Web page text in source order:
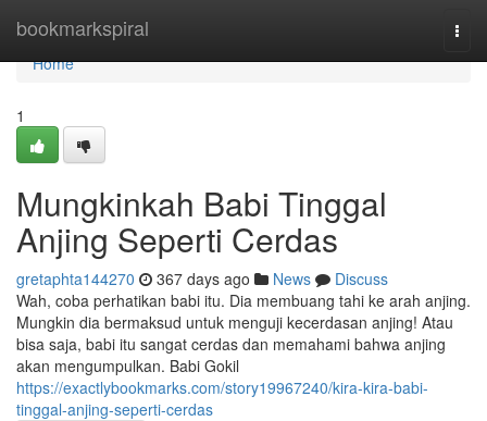
bookmarkspiral
Home
Home
1
Mungkinkah Babi Tinggal
Anjing Seperti Cerdas
gretaphta144270 367 days ago News
Discuss
Wah, coba perhatikan babi itu. Dia membuang tahi ke arah anjing.
Mungkin dia bermaksud untuk menguji kecerdasan anjing! Atau
bisa saja, babi itu sangat cerdas dan memahami bahwa anjing
akan mengumpulkan. Babi Gokil
https://exactlybookmarks.com/story19967240/kira-kira-babi-
tinggal-anjing-seperti-cerdas